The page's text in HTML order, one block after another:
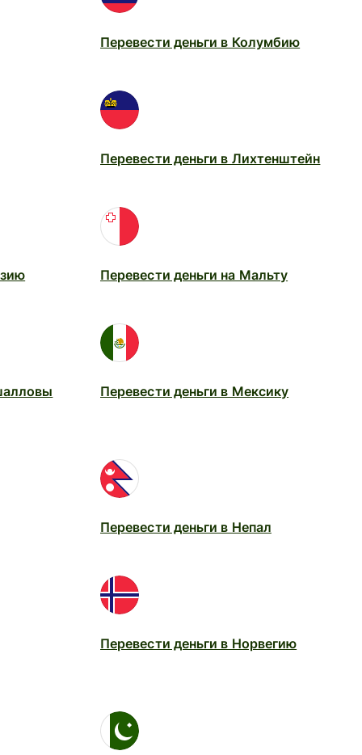
Перевести деньги в Колумбию
Перевести деньги в Лихтенштейн
Перевести деньги на Мальту
Перевести деньги в Мексику
Перевести деньги в Непал
Перевести деньги в Норвегию